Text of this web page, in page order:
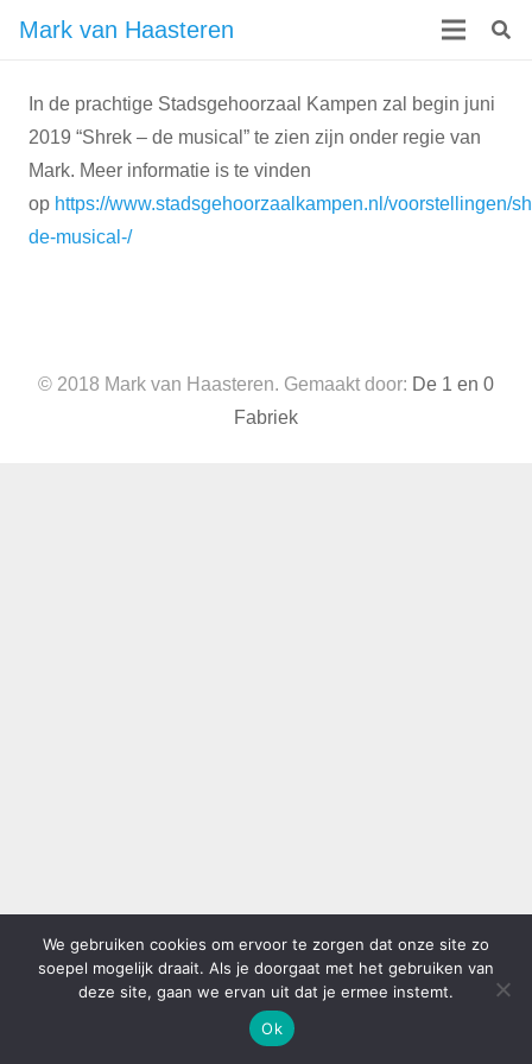
Mark van Haasteren
In de prachtige Stadsgehoorzaal Kampen zal begin juni
2019 “Shrek – de musical” te zien zijn onder regie van
Mark. Meer informatie is te vinden
op https://www.stadsgehoorzaalkampen.nl/voorstellingen/
de-musical-/
© 2018 Mark van Haasteren. Gemaakt door: De 1 en 0
Fabriek
We gebruiken cookies om ervoor te zorgen dat onze site zo
soepel mogelijk draait. Als je doorgaat met het gebruiken van
deze site, gaan we ervan uit dat je ermee instemt.
Ok